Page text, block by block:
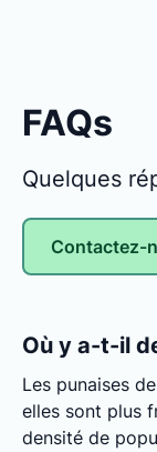
FAQs
Quelques
Contactez-
Où y a-t-il
Les punaises
elles sont plus
densité de